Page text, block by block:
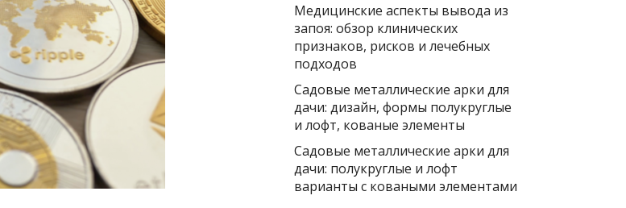
Медицинские аспекты вывода из
запоя: обзор клинических
признаков, рисков и лечебных
подходов
Садовые металлические арки для
дачи: дизайн, формы полукруглые
и лофт, кованые элементы
Садовые металлические арки для
дачи: полукруглые и лофт
варианты с коваными элементами